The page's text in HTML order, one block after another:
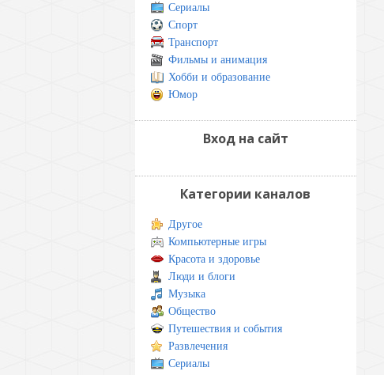
Сериалы
Спорт
Транспорт
Фильмы и анимация
Хобби и образование
Юмор
Вход на сайт
Категории каналов
Другое
Компьютерные игры
Красота и здоровье
Люди и блоги
Музыка
Общество
Путешествия и события
Развлечения
Сериалы